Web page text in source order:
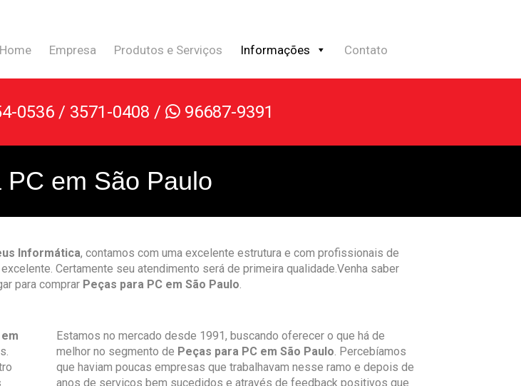
Home Empresa Produtos e Serviços Informações Contato
0536 / 3571-0408 /  96687-9391
PC em São Paulo
Informática, contamos com uma excelente estrutura e com profissionais de
Certamente seu atendimento será de primeira qualidade.Venha saber
para comprar Peças para PC em São Paulo.
Estamos no mercado desde 1991, buscando oferecer o que há de
melhor no segmento de Peças para PC em São Paulo. Percebíamos
que haviam poucas empresas que trabalhavam nesse ramo e depois de
anos de serviços bem sucedidos e através de feedback positivos que